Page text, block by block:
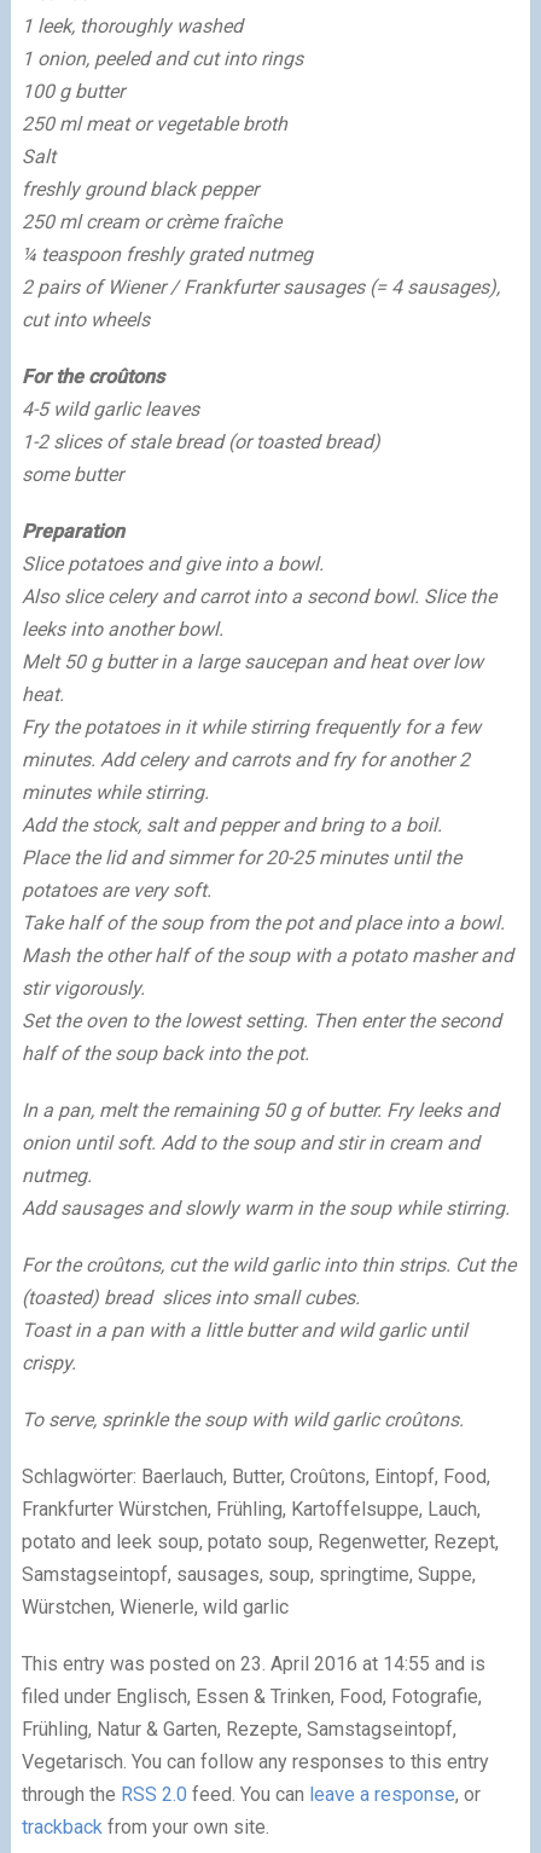
1 leek, thoroughly washed
1 onion, peeled and cut into rings
100 g butter
250 ml meat or vegetable broth
Salt
freshly ground black pepper
250 ml cream or crème fraîche
¼ teaspoon freshly grated nutmeg
2 pairs of Wiener / Frankfurter sausages (= 4 sausages),
cut into wheels
For the croûtons
4-5 wild garlic leaves
1-2 slices of stale bread (or toasted bread)
some butter
Preparation
Slice potatoes and give into a bowl.
Also slice celery and carrot into a second bowl. Slice the
leeks into another bowl.
Melt 50 g butter in a large saucepan and heat over low
heat.
Fry the potatoes in it while stirring frequently for a few
minutes. Add celery and carrots and fry for another 2
minutes while stirring.
Add the stock, salt and pepper and bring to a boil.
Place the lid and simmer for 20-25 minutes until the
potatoes are very soft.
Take half of the soup from the pot and place into a bowl.
Mash the other half of the soup with a potato masher and
stir vigorously.
Set the oven to the lowest setting. Then enter the second
half of the soup back into the pot.
In a pan, melt the remaining 50 g of butter. Fry leeks and
onion until soft. Add to the soup and stir in cream and
nutmeg.
Add sausages and slowly warm in the soup while stirring.
For the croûtons, cut the wild garlic into thin strips. Cut the
(toasted) bread slices into small cubes.
Toast in a pan with a little butter and wild garlic until
crispy.
To serve, sprinkle the soup with wild garlic croûtons.
Schlagwörter: Baerlauch, Butter, Croûtons, Eintopf, Food,
Frankfurter Würstchen, Frühling, Kartoffelsuppe, Lauch,
potato and leek soup, potato soup, Regenwetter, Rezept,
Samstagseintopf, sausages, soup, springtime, Suppe,
Würstchen, Wienerle, wild garlic
This entry was posted on 23. April 2016 at 14:55 and is
filed under Englisch, Essen & Trinken, Food, Fotografie,
Frühling, Natur & Garten, Rezepte, Samstagseintopf,
Vegetarisch. You can follow any responses to this entry
through the RSS 2.0 feed. You can leave a response, or
trackbackfrom your own site.